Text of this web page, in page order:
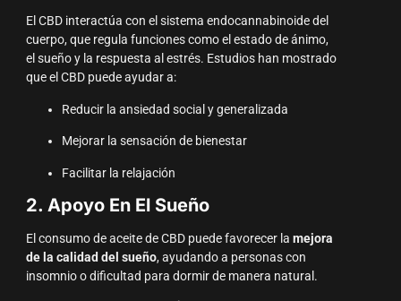
El CBD interactúa con el sistema endocannabinoide del
cuerpo, que regula funciones como el estado de ánimo,
el sueño y la respuesta al estrés. Estudios han mostrado
que el CBD puede ayudar a:
Reducir la ansiedad social y generalizada
Mejorar la sensación de bienestar
Facilitar la relajación
2. Apoyo En El Sueño
El consumo de aceite de CBD puede favorecer la mejora
de la calidad del sueño, ayudando a personas con
insomnio o dificultad para dormir de manera natural.